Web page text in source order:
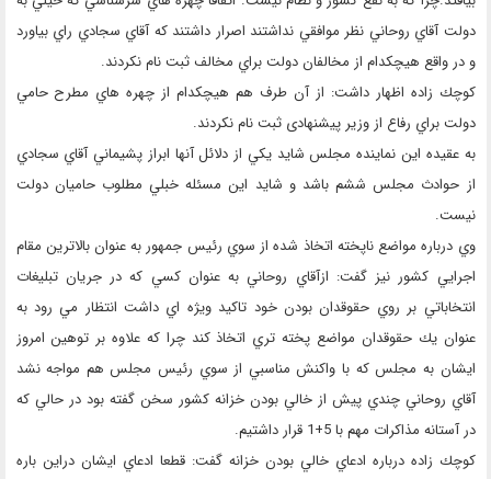
دولت آقاي روحاني نظر موافقي نداشتند اصرار داشتند كه آقاي سجادي راي بياورد
و در واقع هيچكدام از مخالفان دولت براي مخالف ثبت نام نكردند.
كوچك زاده اظهار داشت: از آن طرف هم هيچكدام از چهره هاي مطرح حامي
دولت براي رفاع از وزیر پیشنهادی ثبت نام نكردند.
به عقيده اين نماينده مجلس شايد يكي از دلائل آنها ابراز پشيماني آقاي سجادي
از حوادث مجلس ششم باشد و شايد اين مسئله خبلي مطلوب حاميان دولت
نيست.
وي درباره مواضع ناپخته اتخاذ شده از سوي رئيس جمهور به عنوان بالاترين مقام
اجرايي كشور نيز گفت: ازآقاي روحاني به عنوان كسي كه در جريان تبليغات
انتخاباتي بر روي حقوقدان بودن خود تاكيد ويژه اي داشت انتظار مي رود به
عنوان يك حقوقدان مواضع پخته تري اتخاذ كند چرا كه علاوه بر توهين امروز
ايشان به مجلس كه با واكنش مناسبي از سوي رئيس مجلس هم مواجه نشد
آقاي روحاني چندي پيش از خالي بودن خزانه كشور سخن گفته بود در حالي كه
در آستانه مذاكرات مهم با 5+1 قرار داشتيم.
كوچك زاده درباره ادعاي خالي بودن خزانه گفت: قطعا ادعاي ايشان دراين باره